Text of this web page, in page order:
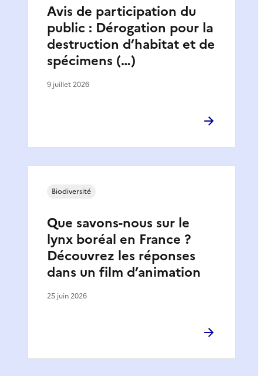
Avis de participation du
public : Dérogation pour la
destruction d’habitat et de
spécimens (…)
9 juillet 2026
Que savons-nous sur le
lynx boréal en France ?
Découvrez les réponses
dans un film d’animation
Biodiversité
25 juin 2026